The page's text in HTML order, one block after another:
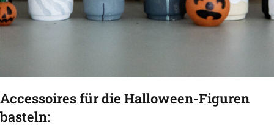
Accessoires für die Halloween-Figuren
basteln: